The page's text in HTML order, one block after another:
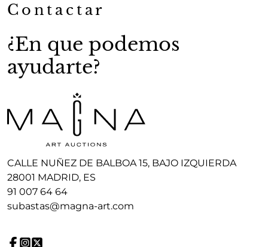
Contactar
¿En que podemos
ayudarte?
CALLE NUÑEZ DE BALBOA 15, BAJO IZQUIERDA
28001 MADRID, ES
91 007 64 64
subastas@magna-art.com